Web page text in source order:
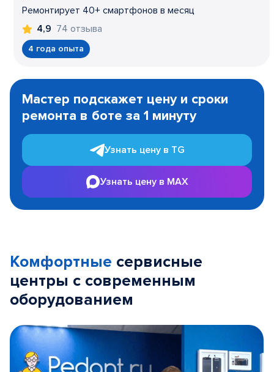
Ремонтирует 40+ смартфонов в месяц
4,9 74 отзыва
4 года опыта
1
Мастер подскажет цену и сроки
ремонта в боте за 1 минуту
Узнать цену в TG
Узнать цену в MAX
Комфортные сервисные
центры с современным
оборудованием